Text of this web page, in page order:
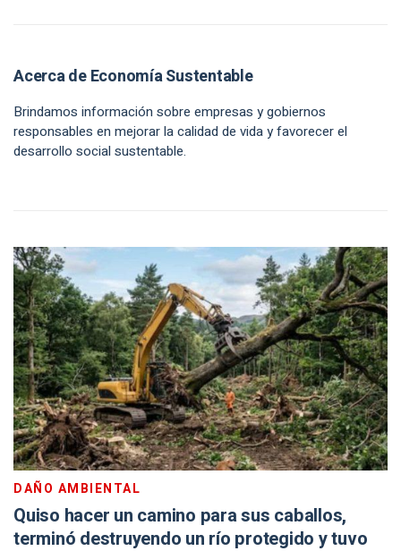
Acerca de Economía Sustentable
Brindamos información sobre empresas y gobiernos
responsables en mejorar la calidad de vida y favorecer el
desarrollo social sustentable.
DAÑO AMBIENTAL
Quiso hacer un camino para sus caballos,
terminó destruyendo un río protegido y tuvo